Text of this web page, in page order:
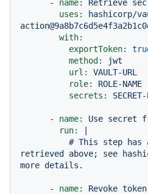
-
name: Retrieve
uses:
hashicorp/
with:
exportToken:
method:
jwt
url:
VAULT-URL
role:
ROLE-NAME
secrets:
- name: Use secret
run:
retrieved above; see
- name: Revoke token